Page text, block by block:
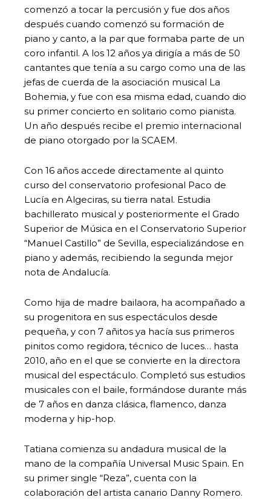
comenzó a tocar la percusión y fue dos años
después cuando comenzó su formación de
piano y canto, a la par que formaba parte de un
coro infantil. A los 12 años ya dirigía a más de 50
cantantes que tenía a su cargo como una de las
jefas de cuerda de la asociación musical La
Bohemia, y fue con esa misma edad, cuando dio
su primer concierto en solitario como pianista.
Un año después recibe el premio internacional
de piano otorgado por la SCAEM.
Con 16 años accede directamente al quinto
curso del conservatorio profesional Paco de
Lucía en Algeciras, su tierra natal. Estudia
bachillerato musical y posteriormente el Grado
Superior de Música en el Conservatorio Superior
“Manuel Castillo” de Sevilla, especializándose en
piano y además, recibiendo la segunda mejor
nota de Andalucía.
Como hija de madre bailaora, ha acompañado a
su progenitora en sus espectáculos desde
pequeña, y con 7 añitos ya hacía sus primeros
pinitos como regidora, técnico de luces… hasta
2010, año en el que se convierte en la directora
musical del espectáculo. Completó sus estudios
musicales con el baile, formándose durante más
de 7 años en danza clásica, flamenco, danza
moderna y hip-hop.
Tatiana comienza su andadura musical de la
mano de la compañía Universal Music Spain. En
su primer single “Reza”, cuenta con la
colaboración del artista canario Danny Romero.